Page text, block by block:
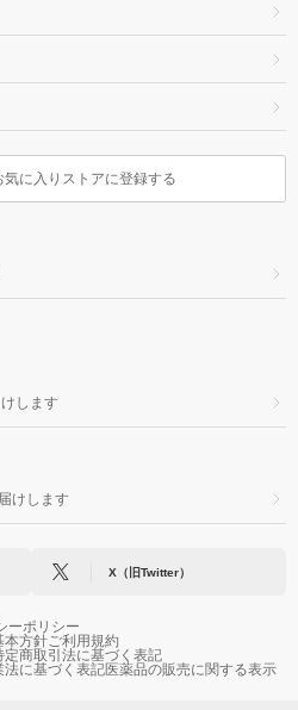
気に入りストアに登録する
します
けします
X（旧Twitter）
ーポリシー
本方針ご利用規約
定商取引法に基づく表記
法に基づく表記医薬品の販売に関する表示